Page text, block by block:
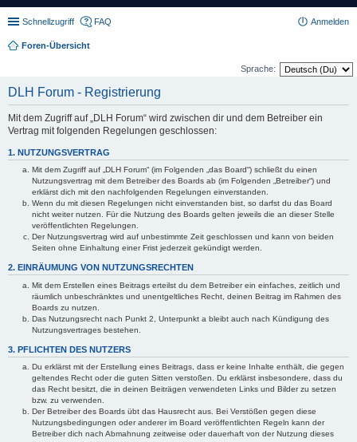
Schnellzugriff FAQ Anmelden
Foren-Übersicht
Sprache:
DLH Forum - Registrierung
Mit dem Zugriff auf „DLH Forum“ wird zwischen dir und dem Betreiber ein
Vertrag mit folgenden Regelungen geschlossen:
1. NUTZUNGSVERTRAG
Mit dem Zugriff auf „DLH Forum“ (im Folgenden „das Board“) schließt du einen
Nutzungsvertrag mit dem Betreiber des Boards ab (im Folgenden „Betreiber“) und
erklärst dich mit den nachfolgenden Regelungen einverstanden.
Wenn du mit diesen Regelungen nicht einverstanden bist, so darfst du das Board
nicht weiter nutzen. Für die Nutzung des Boards gelten jeweils die an dieser Stelle
veröffentlichten Regelungen.
Der Nutzungsvertrag wird auf unbestimmte Zeit geschlossen und kann von beiden
Seiten ohne Einhaltung einer Frist jederzeit gekündigt werden.
2. EINRÄUMUNG VON NUTZUNGSRECHTEN
Mit dem Erstellen eines Beitrags erteilst du dem Betreiber ein einfaches, zeitlich und
räumlich unbeschränktes und unentgeltliches Recht, deinen Beitrag im Rahmen des
Boards zu nutzen.
Das Nutzungsrecht nach Punkt 2, Unterpunkt a bleibt auch nach Kündigung des
Nutzungsvertrages bestehen.
3. PFLICHTEN DES NUTZERS
Du erklärst mit der Erstellung eines Beitrags, dass er keine Inhalte enthält, die gegen
geltendes Recht oder die guten Sitten verstoßen. Du erklärst insbesondere, dass du
das Recht besitzt, die in deinen Beiträgen verwendeten Links und Bilder zu setzen
bzw. zu verwenden.
Der Betreiber des Boards übt das Hausrecht aus. Bei Verstößen gegen diese
Nutzungsbedingungen oder anderer im Board veröffentlichten Regeln kann der
Betreiber dich nach Abmahnung zeitweise oder dauerhaft von der Nutzung dieses